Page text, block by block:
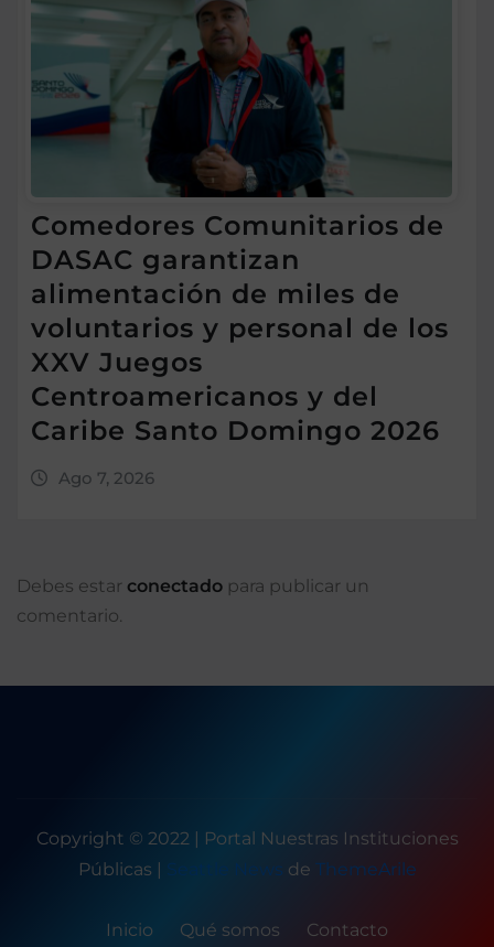
Comedores Comunitarios de
DASAC garantizan
alimentación de miles de
voluntarios y personal de los
XXV Juegos
Centroamericanos y del
Caribe Santo Domingo 2026
Ago 7, 2026
Debes estar conectado para publicar un
comentario.
Copyright © 2022 | Portal Nuestras Instituciones
Públicas | Seattle News de ThemeArile
Inicio Qué somos Contacto